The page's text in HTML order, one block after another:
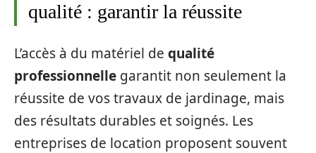
qualité : garantir la réussite
L’accès à du matériel de qualité
professionnelle garantit non seulement la
réussite de vos travaux de jardinage, mais
des résultats durables et soignés. Les
entreprises de location proposent souvent